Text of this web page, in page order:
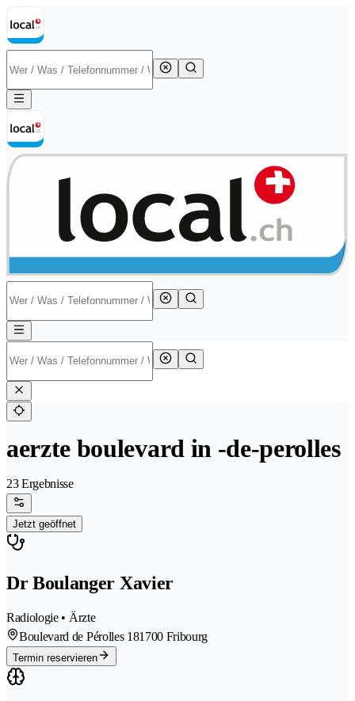
aerzte boulevard in -de-perolles
23 Ergebnisse
Jetzt geöffnet
Dr Boulanger Xavier
Radiologie • Ärzte
Boulevard de Pérolles 181700 Fribourg
Termin reservieren